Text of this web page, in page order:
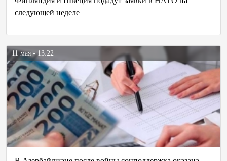
следующей неделе
11 мая - 13:22